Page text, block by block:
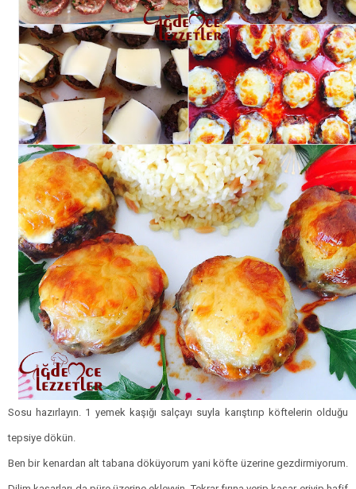
Sosu hazırlayın. 1 yemek kaşığı salçayı suyla karıştırıp köftelerin olduğu
tepsiye dökün.
Ben bir kenardan alt tabana döküyorum yani köfte üzerine gezdirmiyorum.